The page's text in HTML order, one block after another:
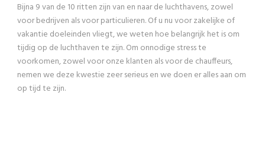
Bijna 9 van de 10 ritten zijn van en naar de luchthavens, zowel
voor bedrijven als voor particulieren. Of u nu voor zakelijke of
vakantie doeleinden vliegt, we weten hoe belangrijk het is om
tijdig op de luchthaven te zijn. Om onnodige stress te
voorkomen, zowel voor onze klanten als voor de chauffeurs,
nemen we deze kwestie zeer serieus en we doen er alles aan om
op tijd te zijn.